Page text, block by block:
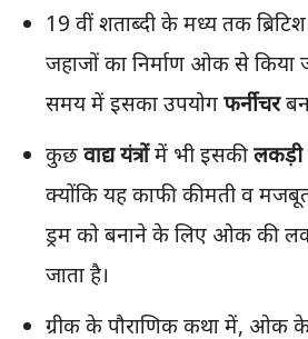
19 वीं शताब्दी के मध्य तक
जहाजों का निर्माण ओक से किया
समय में इसका उपयोगफर्नीचर
कुछवाद्य यंत्रोंमें भी इसकीलकड़ी
क्योंकि यह काफी कीमती व
ड्रम को बनाने के लिए ओक की
जाता है।
ग्रीक के पौराणिक कथा में, ओक